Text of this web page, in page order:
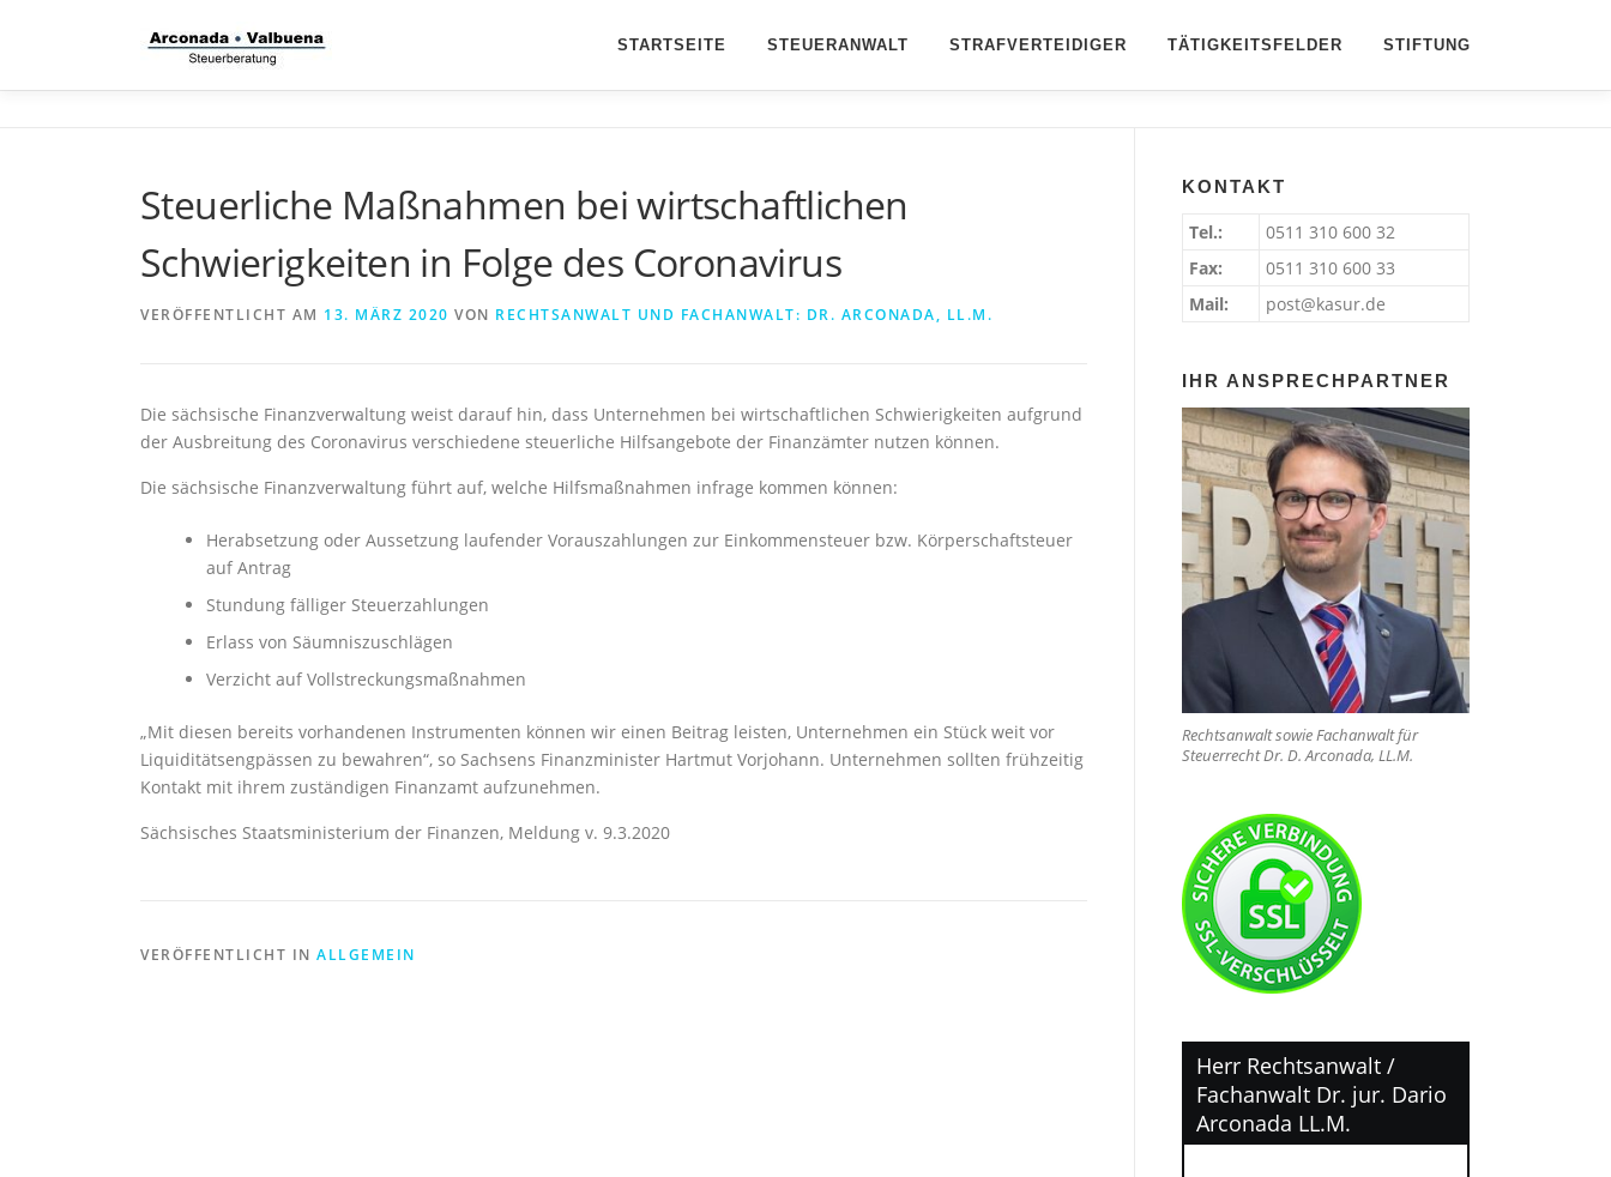
STARTSEITE STEUERANWALT STRAFVERTEIDIGER TÄTIGKEITSFELDER STIFTUNG
Steuerliche Maßnahmen bei wirtschaftlichen
Schwierigkeiten in Folge des Coronavirus
VERÖFFENTLICHT AM 13. MÄRZ 2020 VON RECHTSANWALT UND FACHANWALT: DR. ARCONADA, LL.M.
Die sächsische Finanzverwaltung weist darauf hin, dass Unternehmen bei wirtschaftlichen Schwierigkeiten aufgrund
der Ausbreitung des Coronavirus verschiedene steuerliche Hilfsangebote der Finanzämter nutzen können.
Die sächsische Finanzverwaltung führt auf, welche Hilfsmaßnahmen infrage kommen können:
Herabsetzung oder Aussetzung laufender Vorauszahlungen zur Einkommensteuer bzw. Körperschaftsteuer
auf Antrag
Stundung fälliger Steuerzahlungen
Erlass von Säumniszuschlägen
Verzicht auf Vollstreckungsmaßnahmen
„Mit diesen bereits vorhandenen Instrumenten können wir einen Beitrag leisten, Unternehmen ein Stück weit vor
Liquiditätsengpässen zu bewahren“, so Sachsens Finanzminister Hartmut Vorjohann. Unternehmen sollten frühzeitig
Kontakt mit ihrem zuständigen Finanzamt aufzunehmen.
Sächsisches Staatsministerium der Finanzen, Meldung v. 9.3.2020
VERÖFFENTLICHT IN ALLGEMEIN
KONTAKT
Tel.:
0511 310 600 32
Fax:
0511 310 600 33
Mail:
post@kasur.de
IHR ANSPRECHPARTNER
Rechtsanwalt sowie Fachanwalt für
Steuerrecht Dr. D. Arconada, LL.M.
Herr Rechtsanwalt /
Fachanwalt Dr. jur. Dario
Arconada LL.M.